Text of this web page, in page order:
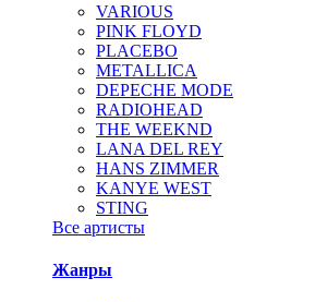
VARIOUS
PINK FLOYD
PLACEBO
METALLICA
DEPECHE MODE
RADIOHEAD
THE WEEKND
LANA DEL REY
HANS ZIMMER
KANYE WEST
STING
Все артисты
Жанры